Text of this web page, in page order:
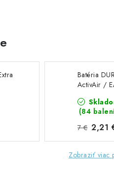
Batéria
ActivAir /
naslúchadla
(84
7 € 2,21
Zobraziť viac